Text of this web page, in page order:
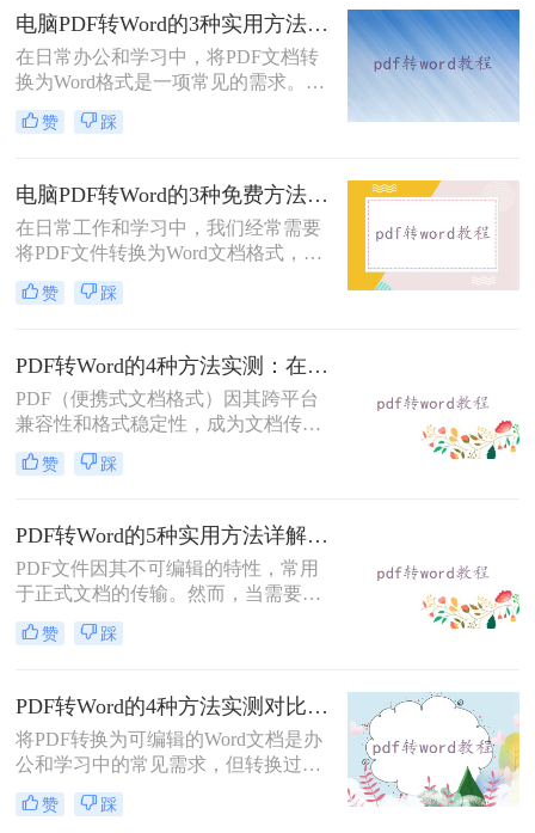
找到一种高效、便捷的在线转换方法
显得尤为重要。那么在线pdf怎么转换
成word文档呢？本文将介绍两种在线
将PDF转换成Word文档的方法。
电脑PDF转Word的3种实用方法对比：转换软件、Word内置功能与在线工具详解！
在日常办公和学习中，将PDF文档转
换为Word格式是一项常见的需求。
Word文档因其易于编辑和修改的特点
而备受青睐。那么电脑上pdf怎么转换
换成Word的实用方法。
赞 踩
电脑PDF转Word的3种免费方法实测：含效果对比与适用场景说明！
在日常工作和学习中，我们经常需要
将PDF文件转换为Word文档格式，以
便进行编辑和修改。那么电脑pdf怎么
转word文档格式免费呢？本文将介绍
现PDF到Word的转换。
赞 踩
PDF转Word的4种方法实测：在线工具、Word、Adobe与开源软件对比！！
PDF（便携式文档格式）因其跨平台
兼容性和格式稳定性，成为文档传输
的首选格式。然而，当我们需要编辑
文档内容时，将其转换为Word格式
word怎么转呢？本文将详细介绍几种
常用的PDF转Word方法，助您轻松完
成转换。
赞 踩
PDF转Word的5种实用方法详解：含扫描件OCR处理与格式校对指南！
PDF文件因其不可编辑的特性，常用
于正式文档的传输。然而，当需要对
PDF内容进行修改时，将其转换为可
编辑的Word文档是必要的。那么pdf
常见且高效的方法，帮助您快速完成
转换。
赞 踩
PDF转Word的4种方法实测对比：在线工具、Adobe Acrobat、Word内置与OCR识别方案选择！
将PDF转换为可编辑的Word文档是办
公和学习中的常见需求，但转换过程
中常出现格式错乱、图片丢失等问
题。那么pdf文档怎么转换成word格式
赞 踩